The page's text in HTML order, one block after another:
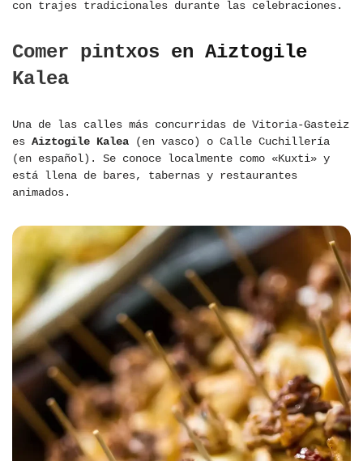
con trajes tradicionales durante las celebraciones.
Comer pintxos en Aiztogile
Kalea
Una de las calles más concurridas de Vitoria-Gasteiz
es Aiztogile Kalea (en vasco) o Calle Cuchillería
(en español). Se conoce localmente como «Kuxti» y
está llena de bares, tabernas y restaurantes
animados.